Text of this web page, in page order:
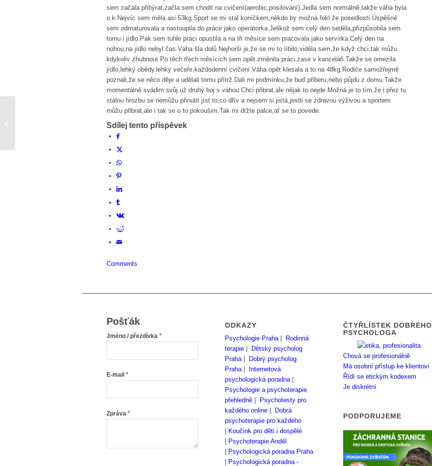
sem začala přibýrat,začla sem chodit na cvičení(aerobic,posilování).Jedla sem normálně,takže váha byla
o.k.Nejvíc sem měla asi 53kg.Sport se mi stal koníčkem,někdo by možná řekl že posedlostí.Úspěšně
sem odmaturovala a nastoupila do práce jako operátorka.Jelikož sem celý den seděla,přizpůsobila sem
tomu i jídlo.Pak sem tuhle práci opustila a na tři měsíce sem pracovala jako servírka.Celý den na
nohou,na jídlo nebyl čas.Váha šla dolů.Nejhorši je,že se mi to líbilo,viděla sem,že když chci,tak můžu
kdykoliv zhubnout.Po těch třech měsících sem opět změnila práci,zase v kanceláři.Takže se omezila
jídlo,lehký obědy,lehký večeře,každodenní cvičení.Váha opět klesala a to na 48kg.Rodiče samožřejmě
poznali,že se něco děje a udělali tomu přítrž.Dali mi podmínku,že buď přiberu,nebo půjdu z domu.Takže
momentálně svádim svůj už druhý boj s váhou.Chci přibrat,ale nějak to nejde.Možná je to tím,že i přez tu
stálou hrozbu se nemůžu přinutit jíst to,co dřív a nejsem si jistá,jestli se zdravou výživou a sportem
můžu přibrat,ale i tak se o to pokoušim.Tak mi držte palce,ať se to povede.
Sdílej tento příspěvek
Comments
Pošťák
Jméno / přezdívka *
E-mail *
Zpráva *
ODKAZY
Psychologie Praha|
Rodinná
terapie
Dětský psycholog
Praha|
Dobrý psycholog
Praha|
Internetová
psychologická poradna|
Psychologie a psychoterapie
přehledně
Psychotesty pro
každého online
Dobrá
psychoterapie pro každého
Koučink pro děti i dospělé
Psychoterapie Anděl
Psychologická poradna Praha
Psychologická poradna -
ČTYŘLÍSTEK DOBRÉHO
PSYCHOLOGA
Chová se profesionálně
Má osobní přístup ke klientovi
Řídí se etickým kodexem
Je diskrétní
PODPORUJEME